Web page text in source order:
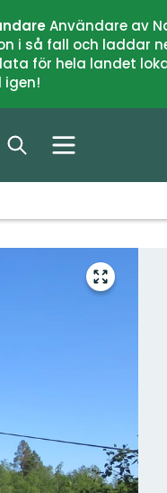
Användare av
i så fall och laddar
för hela landet
igen!
Gå
till